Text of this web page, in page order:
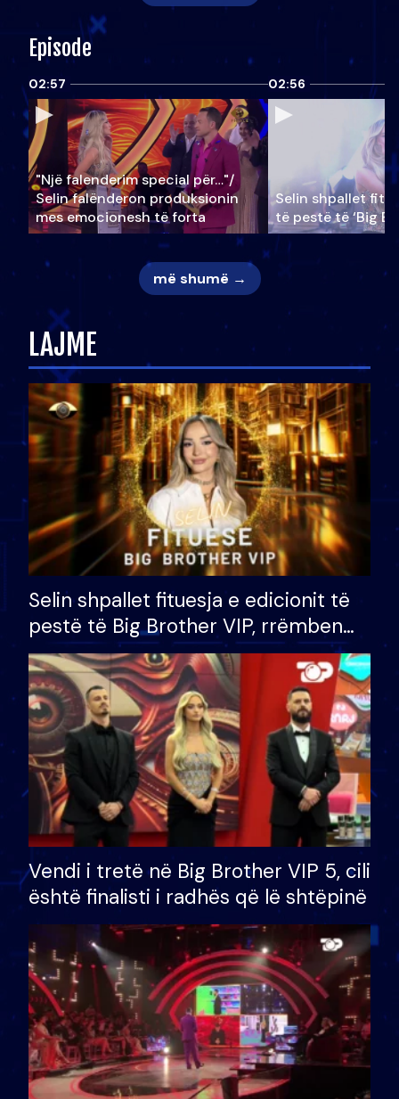
Episode
02:57
"Një falenderim special për…"/
Selin falënderon produksionin
mes emocionesh të forta
02:56
Selin shpallet
të pestë të ‘Big
më shumë →
LAJME
Selin shpallet fituesja e edicionit të
pestë të Big Brother VIP, rrëmben
çmimin e madh prej 100 mijë eurosh
Vendi i tretë në Big Brother VIP 5, cili
është finalisti i radhës që lë shtëpinë